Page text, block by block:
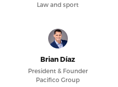
Law and sport
Brian Díaz
President & Founder
Pacifico Group